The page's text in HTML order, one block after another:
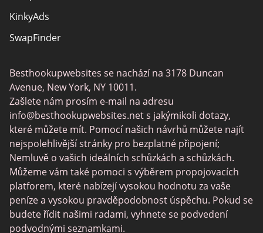
KinkyAds
SwapFinder
MyLOL
Swingtowns
Instabang
Besthookupwebsites se nachází na 3178 Duncan
Avenue, New York, NY 10011.
Zašlete nám prosím e-mail na adresu
info@besthookupwebsites.nets jakýmikoli dotazy,
které můžete mít. Pomocí našich návrhů můžete najít
nejspolehlivější stránky pro bezplatné připojení;
Nemluvě o vašich ideálních schůzkách a schůzkách.
Můžeme vám také pomoci s výběrem propojovacích
platforem, které nabízejí vysokou hodnotu za vaše
peníze a vysokou pravděpodobnost úspěchu. Pokud se
budete řídit našimi radami, vyhnete se podvedení
podvodnými seznamkami.